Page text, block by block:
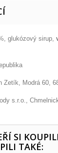
glukózový sirup,
Zetík, Modrá 60,
s.r.o.,
SI
TAKÉ: